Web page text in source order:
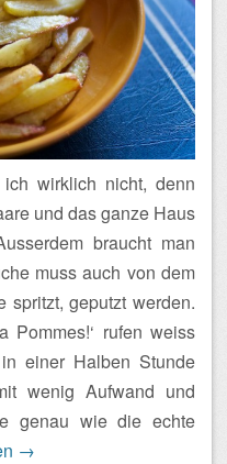
wirklich nicht, denn
und das ganze Haus
braucht man
muss auch von dem
spritzt, geputzt werden.
Pommes!‘ rufen weiss
einer Halben Stunde
wenig Aufwand und
genau wie die echte
→